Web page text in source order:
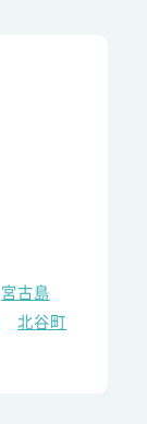
宮古島
北谷町